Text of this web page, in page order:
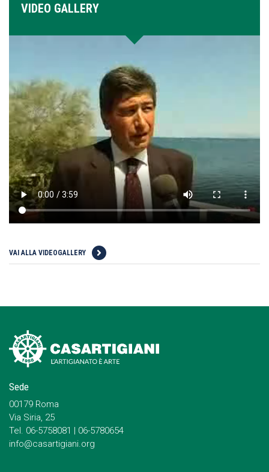
VIDEO GALLERY
VAI ALLA VIDEOGALLERY
Sede
00179 Roma
Via Siria, 25
Tel. 06-5758081 | 06-5780654
info@casartigiani.org